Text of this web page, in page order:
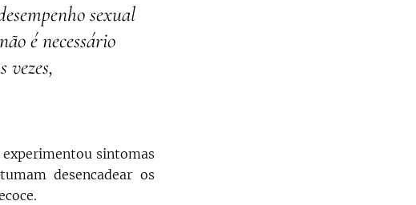
sexual
é necessário
vezes,
experimentou sintomas
desencadear os